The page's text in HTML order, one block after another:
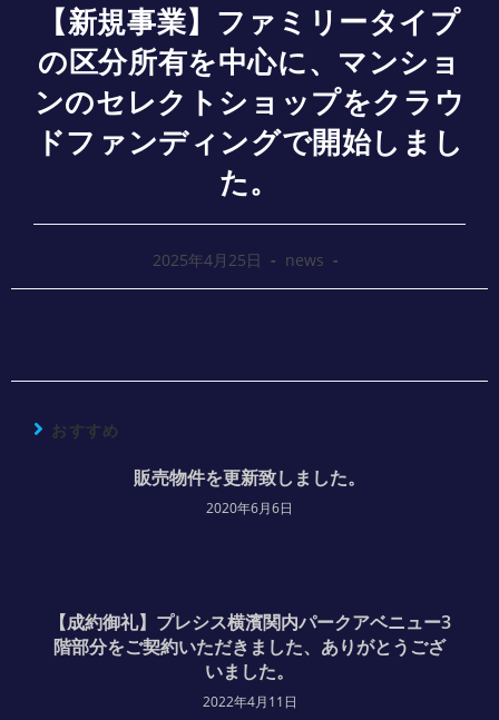
【新規事業】ファミリータイプ
の区分所有を中心に、マンショ
ンのセレクトショップをクラウ
ドファンディングで開始しまし
た。
2025年4月25日 news
おすすめ
販売物件を更新致しました。
2020年6月6日
【成約御礼】プレシス横濱関内パークアベニュー3
階部分をご契約いただきました、ありがとうござ
いました。
2022年4月11日